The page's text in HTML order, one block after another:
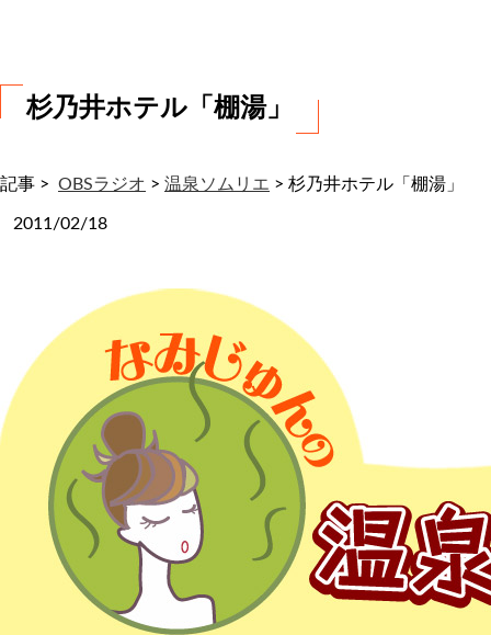
杉乃井ホテル「棚湯」
記事 > OBSラジオ > 温泉ソムリエ > 杉乃井ホテル「棚湯」
2011/02/18